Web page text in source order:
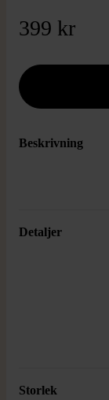
399 kr
Beskrivning
Detaljer
Storlek